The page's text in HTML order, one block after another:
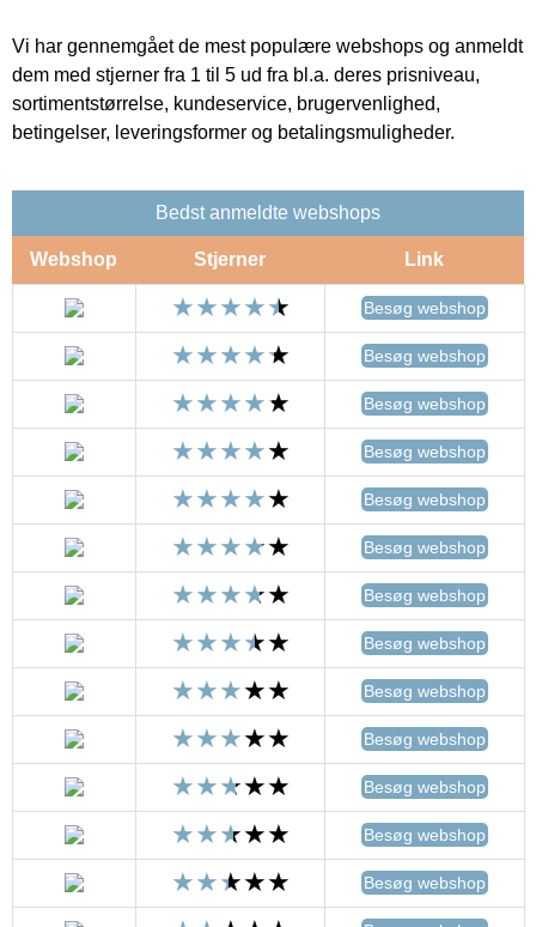
Vi har gennemgået de mest populære webshops og anmeldt
dem med stjerner fra 1 til 5 ud fra bl.a. deres prisniveau,
sortimentstørrelse, kundeservice, brugervenlighed,
betingelser, leveringsformer og betalingsmuligheder.
Bedst anmeldte webshops
Webshop Stjerner Link
Besøg webshop
Besøg webshop
Besøg webshop
Besøg webshop
Besøg webshop
Besøg webshop
Besøg webshop
Besøg webshop
Besøg webshop
Besøg webshop
Besøg webshop
Besøg webshop
Besøg webshop